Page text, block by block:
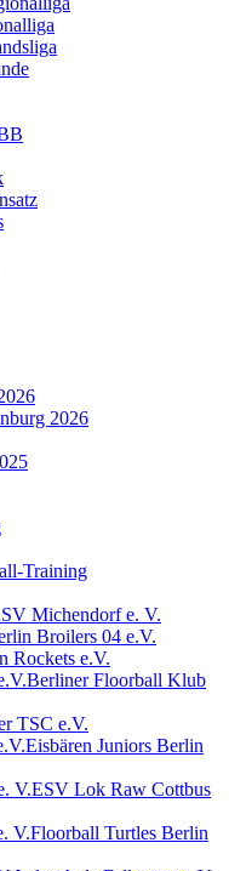
2026
Training
Michendorf e. V.
Broilers 04 e.V.
Rockets e.V.
Berliner Floorball Klub
TSC e.V.
Eisbären Juniors Berlin
ESV Lok Raw Cottbus
Floorball Turtles Berlin